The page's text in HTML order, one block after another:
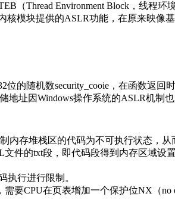
（Thread Environment Block，线程环
模块提供的ASLR功能，在原来映像
的随机数security_cooie，在函数返回
地址因Windows操作系统的ASLR机制
内存堆栈区的代码为不可执行状态，从
件的txt段，即代码段得到内存区域
执行进行限制。
要CPU在页表增加一个保护位NX（